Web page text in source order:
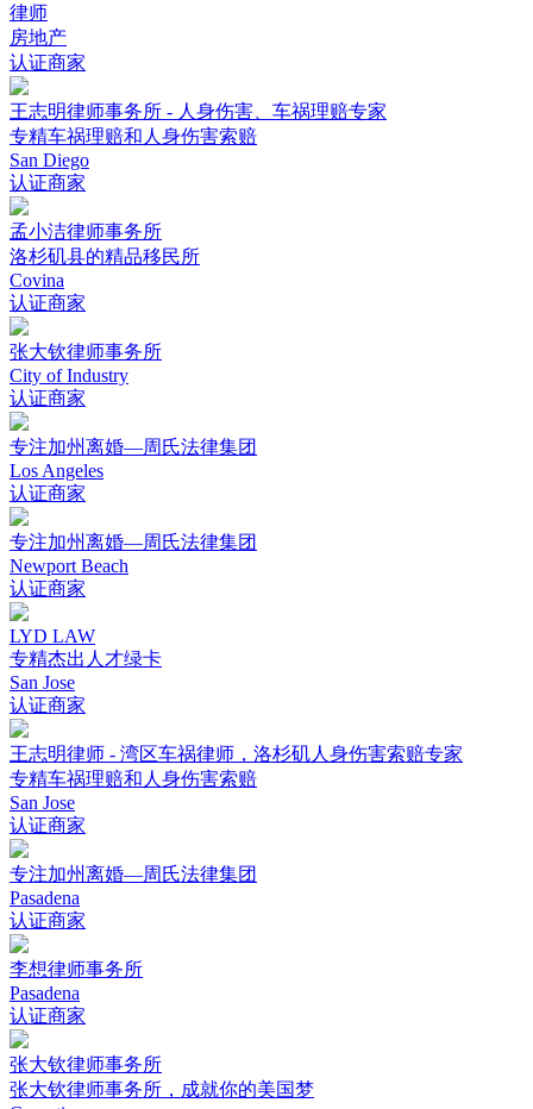
律师
房地产
认证商家
王志明律师事务所 - 人身伤害、车祸理赔专家
专精车祸理赔和人身伤害索赔
San Diego
认证商家
孟小洁律师事务所
洛杉矶县的精品移民所
Covina
认证商家
张大钦律师事务所
City of Industry
认证商家
专注加州离婚—周氏法律集团
Los Angeles
认证商家
专注加州离婚—周氏法律集团
Newport Beach
认证商家
LYD LAW
专精杰出人才绿卡
San Jose
认证商家
王志明律师 - 湾区车祸律师，洛杉矶人身伤害索赔专家
专精车祸理赔和人身伤害索赔
San Jose
认证商家
专注加州离婚—周氏法律集团
Pasadena
认证商家
李想律师事务所
Pasadena
认证商家
张大钦律师事务所
张大钦律师事务所，成就你的美国梦